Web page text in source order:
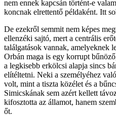
nem ennek kapcsán történt-e
koncnak elrettentő példaként. Itt
De ezekről semmit nem képes
ellenzéki sajtó, mert a centrális
találgatások vannak, amelyeknek
Orbán maga is egy korrupt
a legkisebb erkölcsi alapja sincs
elítéltetni. Neki a személyéhez
volt, mint a tiszta közélet és a
Simicskának sem azért kellett
kifosztotta az államot, hanem
őt.